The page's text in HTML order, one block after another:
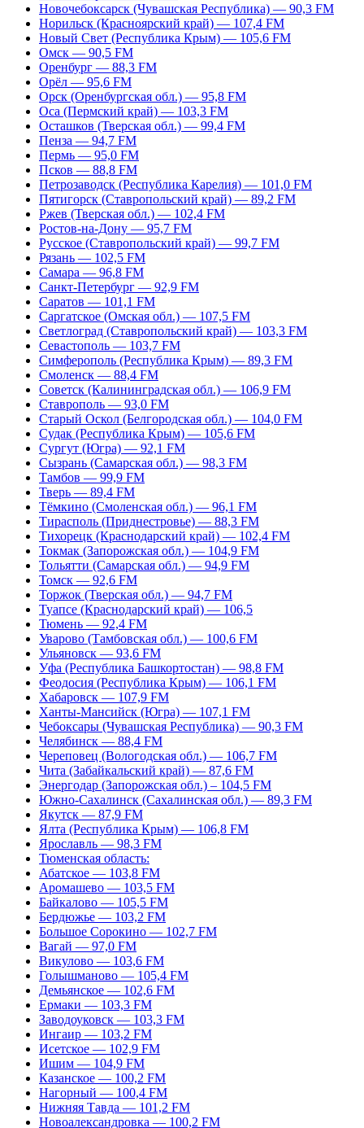
Новочебоксарск (Чувашская Республика) — 90,3 FM
Норильск (Красноярский край) — 107,4 FM
Новый Свет (Республика Крым) — 105,6 FM
Омск — 90,5 FM
Оренбург — 88,3 FM
Орёл — 95,6 FM
Орск (Оренбургская обл.) — 95,8 FM
Оса (Пермский край) — 103,3 FM
Осташков (Тверская обл.) — 99,4 FM
Пенза — 94,7 FM
Пермь — 95,0 FM
Псков — 88,8 FM
Петрозаводск (Республика Карелия) — 101,0 FM
Пятигорск (Ставропольский край) — 89,2 FM
Ржев (Тверская обл.) — 102,4 FM
Ростов-на-Дону — 95,7 FM
Русское (Ставропольский край) — 99,7 FM
Рязань — 102,5 FM
Самара — 96,8 FM
Санкт-Петербург — 92,9 FM
Саратов — 101,1 FM
Саргатское (Омская обл.) — 107,5 FM
Светлоград (Ставропольский край) — 103,3 FM
Севастополь — 103,7 FM
Симферополь (Республика Крым) — 89,3 FM
Смоленск — 88,4 FM
Советск (Калининградская обл.) — 106,9 FM
Ставрополь — 93,0 FM
Старый Оскол (Белгородская обл.) — 104,0 FM
Судак (Республика Крым) — 105,6 FM
Сургут (Югра) — 92,1 FM
Сызрань (Самарская обл.) — 98,3 FM
Тамбов — 99,9 FM
Тверь — 89,4 FM
Тёмкино (Смоленская обл.) — 96,1 FM
Тирасполь (Приднестровье) — 88,3 FM
Тихорецк (Краснодарский край) — 102,4 FM
Токмак (Запорожская обл.) — 104,9 FM
Тольятти (Самарская обл.) — 94,9 FM
Томск — 92,6 FM
Торжок (Тверская обл.) — 94,7 FM
Туапсе (Краснодарский край) — 106,5
Тюмень — 92,4 FM
Уварово (Тамбовская обл.) — 100,6 FM
Ульяновск — 93,6 FM
Уфа (Республика Башкортостан) — 98,8 FM
Феодосия (Республика Крым) — 106,1 FM
Хабаровск — 107,9 FM
Ханты-Мансийск (Югра) — 107,1 FM
Чебоксары (Чувашская Республика) — 90,3 FM
Челябинск — 88,4 FM
Череповец (Вологодская обл.) — 106,7 FM
Чита (Забайкальский край) — 87,6 FM
Энергодар (Запорожская обл.) – 104,5 FM
Южно-Сахалинск (Сахалинская обл.) — 89,3 FM
Якутск — 87,9 FM
Ялта (Республика Крым) — 106,8 FM
Ярославль — 98,3 FM
Тюменская область:
Абатское — 103,8 FM
Аромашево — 103,5 FM
Байкалово — 105,5 FM
Бердюжье — 103,2 FM
Большое Сорокино — 102,7 FM
Вагай — 97,0 FM
Викулово — 103,6 FM
Голышманово — 105,4 FM
Демьянское — 102,6 FM
Ермаки — 103,3 FM
Заводоуковск — 103,3 FM
Ингаир — 103,2 FM
Исетское — 102,9 FM
Ишим — 104,9 FM
Казанское — 100,2 FM
Нагорный — 100,4 FM
Нижняя Тавда — 101,2 FM
Новоалександровка — 100,2 FM